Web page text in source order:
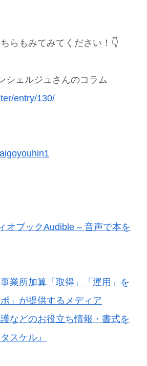
らもみてみてください！👇
シェルジュさんのコラム
entry/130/
オブックAudible – 音声で本を
業所加算「取得」「運用」を
」が提供するメディア
などのお役立ち情報・書式を
スケル』